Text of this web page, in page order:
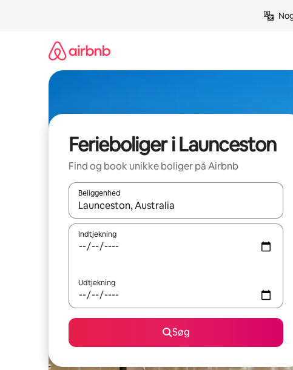
Ferieboliger i Launceston
Find og book unikke boliger på Airbnb
Beliggenhed
Når resultaterne er tilgængelige, skal du navigere
Indtjekning
Udtjekning
Søg